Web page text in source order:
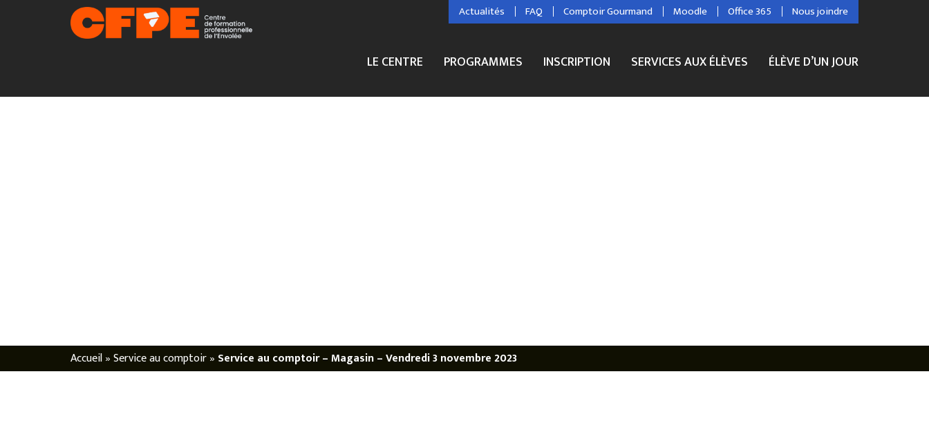
Actualités FAQ Comptoir Gourmand Moodle Office 365 Nous joindre
LE CENTRE PROGRAMMES INSCRIPTION SERVICES AUX ÉLÈVES ÉLÈVE D’UN JOUR
Accueil»Service au comptoir» Service au comptoir – Magasin – Vendredi 3 novembre 2023